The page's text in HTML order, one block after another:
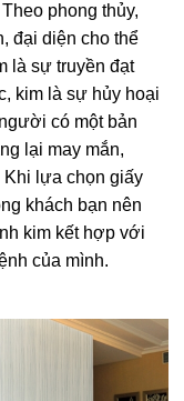
phong thủy,
đại diện cho thể
là sự truyền đạt
kim là sự hủy hoại
có một bản
lại may mắn,
Khi lựa chọn giấy
khách bạn nên
kim kết hợp với
của mình.